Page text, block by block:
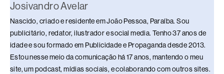
Josivandro Avelar
Nascido, criado e residente em João Pessoa, Paraíba. Sou
publicitário, redator, ilustrador e social media. Tenho 37 anos de
idade e sou formado em Publicidade e Propaganda desde 2013.
Estou nesse meio da comunicação há 17 anos, mantendo o meu
site, um podcast, mídias sociais, e colaborando com outros sites.